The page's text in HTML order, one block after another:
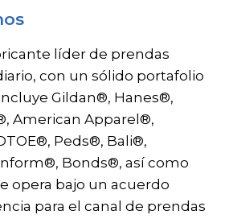
pagina de
líder de prendas
con un sólido portafolio
Gildan®, Hanes®,
American Apparel®,
Peds®, Bali®,
Bonds®, así como
opera bajo un acuerdo
para el canal de prendas